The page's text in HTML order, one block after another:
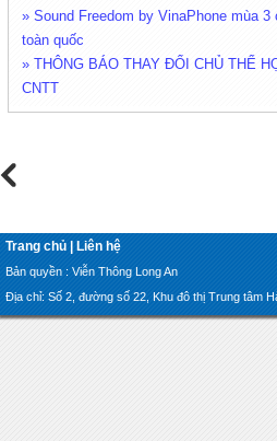
» Sound Freedom by VinaPhone mùa
toàn quốc
» THÔNG BÁO THAY ĐỔI CHỦ THỂ
CNTT
Trang chủ Liên hệ
Bản quyền : Viễn Thông Long An
Địa chỉ: Số 2, đường số 22, Khu đô thị Trung tâm